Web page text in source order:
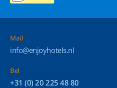
Mail
info@enjoyhotels.nl
Bel
+31 (0) 20 225 48 80